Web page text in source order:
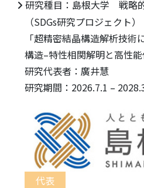
研究種目：島根大学 戦略
（SDGs研究プロジェクト）
「超精密結晶構造解析技
構造–特性相関解明と高性能
研究代表者：廣井慧
研究期間：2026.7.1 –
代表